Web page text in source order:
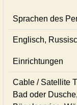
Sprachen des
Englisch,
Einrichtungen
Cable / Satellite
Bad oder